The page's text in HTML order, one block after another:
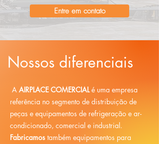
Entre em contato
Nossos diferenciais
A AIRPLACE COMERCIALé uma empresa
referência no segmento de distribuição de
peças e equipamentos de refrigeração e ar-
condicionado, comercial e industrial.
Fabricamos também equipamentos para